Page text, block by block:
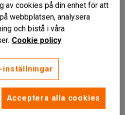
av cookies på din enhet för att
webbplatsen, analysera
och bistå i våra
Cookie policy
inställningar
Acceptera alla cookies